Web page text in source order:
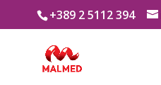
+389 2 5112 394